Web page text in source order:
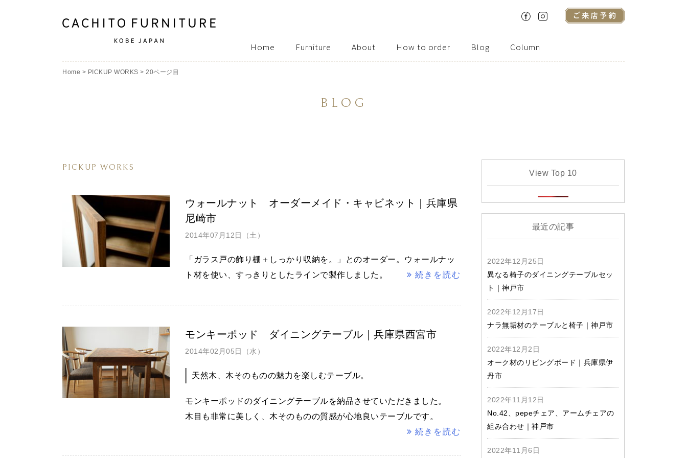
Home Furniture About How to order Blog
Column
Access / Contact
Home > PICKUP WORKS > 20ページ目
BLOG
PICKUP WORKS
ウォールナット オーダーメイド・キャビネット｜兵庫県
尼崎市
2014年07月12日（土）
「ガラス戸の飾り棚＋しっかり収納を。」とのオーダー。ウォールナッ
ト材を使い、すっきりとしたラインで製作しました。
続きを読む
モンキーポッド ダイニングテーブル｜兵庫県西宮市
2014年02月05日（水）
天然木、木そのものの魅力を楽しむテーブル。
モンキーポッドのダイニングテーブルを納品させていただきました。
木目も非常に美しく、木そのものの質感が心地良いテーブルです。
続きを読む
View Top 10
最近の記事
2022年12月25日
異なる椅子のダイニングテーブルセッ
ト｜神戸市
2022年12月17日
ナラ無垢材のテーブルと椅子｜神戸市
2022年12月2日
オーク材のリビングボード｜兵庫県伊
丹市
2022年11月12日
No.42、pepeチェア、アームチェアの
組み合わせ｜神戸市
2022年11月6日